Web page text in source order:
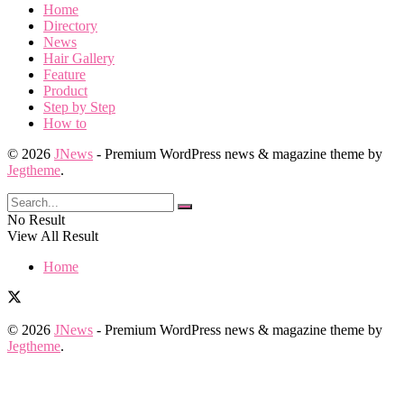
Home
Directory
News
Hair Gallery
Feature
Product
Step by Step
How to
© 2026 JNews - Premium WordPress news & magazine theme by
Jegtheme.
No Result
View All Result
Home
© 2026 JNews - Premium WordPress news & magazine theme by
Jegtheme.